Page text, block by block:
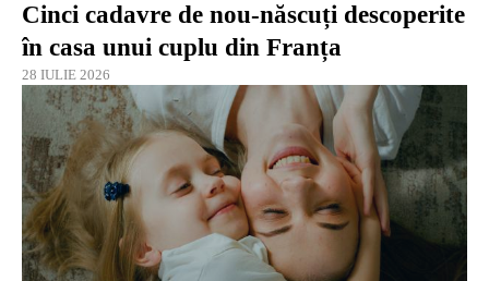
Cinci cadavre de nou-născuți descoperite
în casa unui cuplu din Franța
28 IULIE 2026